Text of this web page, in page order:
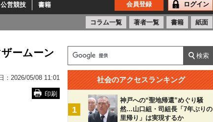
公営競技 書籍 会員登録 ログイン
コラム一覧 著者一覧 書籍 紙面
ームーン
： 2026/05/08 11:01
印刷
社会のアクセスランキング
1
神戸への“聖地帰還”めぐり騒
然…山口組・司組長「7年ぶりの
里帰り」は実現するか